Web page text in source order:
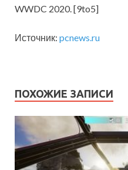
WWDC 2020. [9to5]
Источник: pcnews.ru
ПОХОЖИЕ ЗАПИСИ